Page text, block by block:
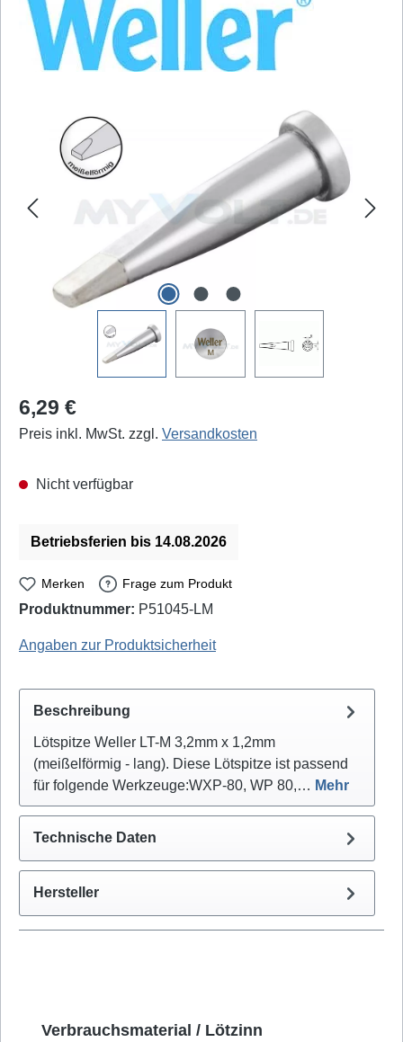
Bildergalerie überspringen
Regulärer Preis:
6,29 €
Preis inkl. MwSt. zzgl. Versandkosten
Nicht verfügbar
Betriebsferien bis 14.08.2026
Merken Frage zum Produkt
Produktnummer: P51045-LM
Angaben zur Produktsicherheit
Beschreibung
Lötspitze Weller LT-M 3,2mm x 1,2mm
(meißelförmig - lang). Diese Lötspitze ist passend
für folgende Werkzeuge:WXP-80, WP 80,… Mehr
Technische Daten
Hersteller
Produktgalerie überspringen
Verbrauchsmaterial / Lötzinn